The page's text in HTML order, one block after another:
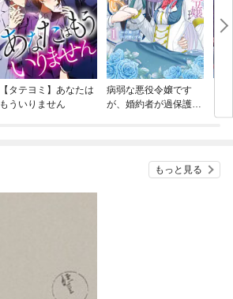
【タテヨミ】あなたは
もういりません
病弱な悪役令嬢です
が、婚約者が過保護す
もっと見る